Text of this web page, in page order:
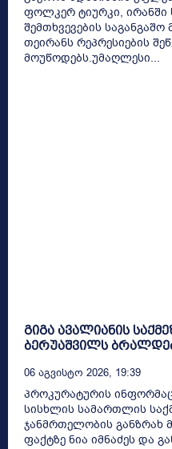
ფოლკერ ტიურკი, ირანში
შემთხვევების საგანგაშო
თეირანს რეპრესიების
მოუწოდებს.უმაღლესი...
გიგა ავალიანის
ბერუაშვილს
06 Აგვისტო 2026, 19:39
პროკურატურის
სისხლის სამართლის
ჯანმრთელობის განზრახ
ფაქტზე ნია იმნაძეს და